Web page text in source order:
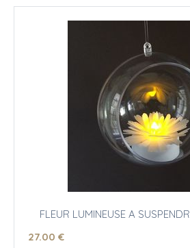
FLEUR LUMINEUSE A
27.00 €